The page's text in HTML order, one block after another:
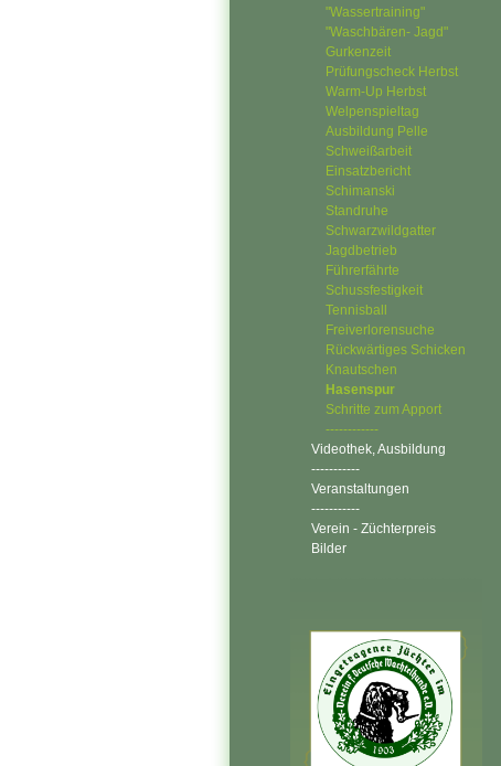
"Wassertraining"
"Waschbären- Jagd"
Gurkenzeit
Prüfungscheck Herbst
Warm-Up Herbst
Welpenspieltag
Ausbildung Pelle
Schweißarbeit
Einsatzbericht
Schimanski
Standruhe
Schwarzwildgatter
Jagdbetrieb
Führerfährte
Schussfestigkeit
Tennisball
Freiverlorensuche
Rückwärtiges Schicken
Knautschen
Hasenspur
Schritte zum Apport
------------
Videothek, Ausbildung
-----------
Veranstaltungen
-----------
Verein - Züchterpreis
Bilder